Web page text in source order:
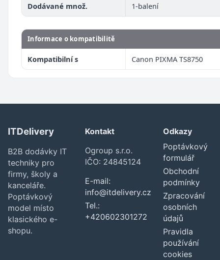
Dodávané množ. 1-balení
Informace o kompatibilitě
Kompatibilní s Canon PIXMA TS8750
ITDelivery
B2B dodávky IT
techniky pro
firmy, školy a
kanceláře.
Poptávkový
model místo
klasického e-
shopu.
Kontakt
Ogroup s.r.o.
IČO: 24845124
E-mail:
info@itdelivery.cz
Tel.:
+420602301272
Odkazy
Poptávkový
formulář
Obchodní
podmínky
Zpracování
osobních
údajů
Pravidla
používání
cookies